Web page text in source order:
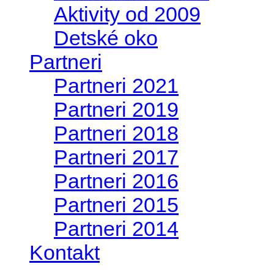
Aktivity od 2009
Detské oko
Partneri
Partneri 2021
Partneri 2019
Partneri 2018
Partneri 2017
Partneri 2016
Partneri 2015
Partneri 2014
Kontakt